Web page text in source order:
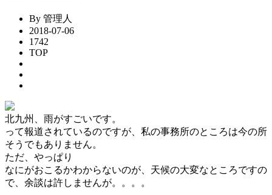
By 管理人
2018-07-06
1742
TOP
北九州、雨がすごいです。
って報道されているのですが、私の事務所のところは今の所
そうでもありません。
ただ、やっぱり
なにがおこるかわからないのが、天候の大変なところですの
で、余談は許しませんが。。。。